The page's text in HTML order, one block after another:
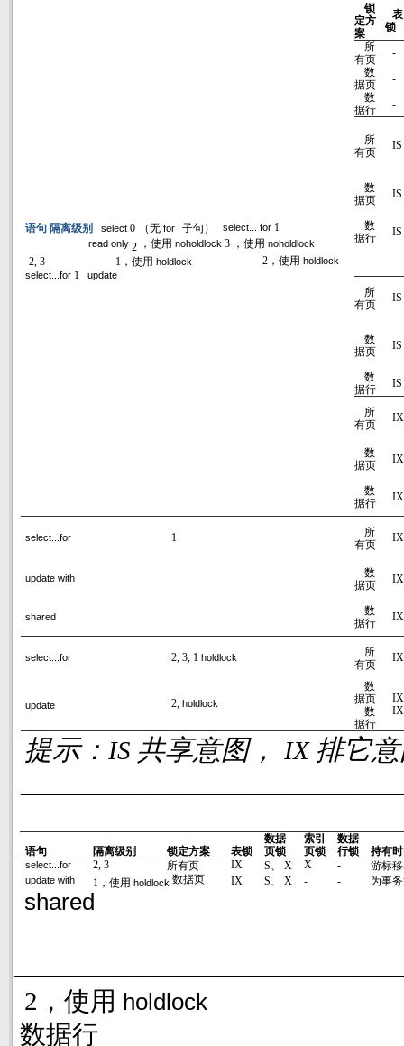
语句 隔离级别 select 0 （无 for 子句） select... for 1
read only 2 ，使用 noholdlock 3 ，使用 noholdlock
2, 3 1 ，使用 holdlock 2，使用 holdlock
select...for 1 update
锁
定方
案
表
锁
所
有页
-
数
据页
-
数
据行
-
所
有页
IS
数
据页
IS
数
据行
IS
所
有页
IS
数
据页
IS
数
据行
IS
所
有页
IX
数
据页
IX
数
据行
IX
select...for 1
所
有页
IX
update with
数
据页
IX
shared
数
据行
IX
select...for 2, 3, 1holdlock
所
有页
IX
update 2,holdlock
数
据页
数
据行
IX
IX
提示： IS 共享意图， IX 排它
数据 索引
数据
语句
隔离级别 锁定方案 表锁 页锁 页锁 行锁 持有
select...for 2, 3 所有页 IX S 、X X - 游标
update with 1 ，使用 holdlock 数据页 IX S 、X - - 为事
shared
2 ，使用 holdlock
数据行